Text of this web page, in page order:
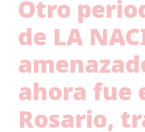
Otro
de LA
ahora fue
Rosario,